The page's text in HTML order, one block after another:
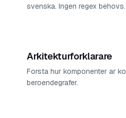
svenska. Ingen regex behovs.
Arkitekturforklarare
Forsta hur komponenter ar
beroendegrafer.